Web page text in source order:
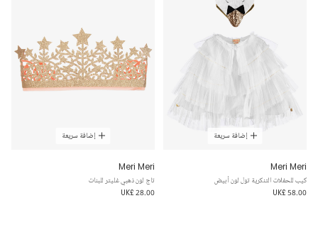
إضافة سريعة
Meri Meri
كيب للحفلات التنكرية تول لون أبيض
UK£ 58.00
إضافة سريعة
Meri Meri
تاج لون ذهبي غليتر للبنات
UK£ 28.00